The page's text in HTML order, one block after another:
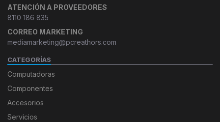
ATENCIÓN A PROVEEDORES
8110 186 835
CORREO MARKETING
mediamarketing@pcreathors.com
CATEGORÍAS
Computadoras
Componentes
Accesorios
Servicios